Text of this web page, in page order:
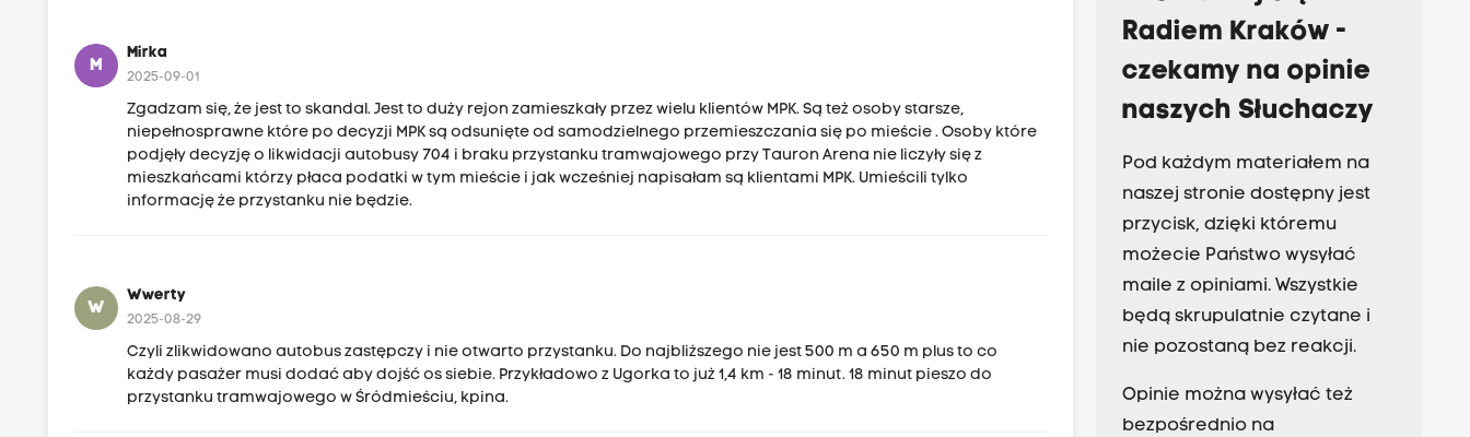
M
Mirka
2025-09-01
Zgadzam się, że jest to skandal. Jest to duży rejon zamieszkały przez wielu klientów MPK. Są też osoby starsze,
niepełnosprawne które po decyzji MPK są odsunięte od samodzielnego przemieszczania się po mieście . Osoby które
podjęły decyzję o likwidacji autobusy 704 i braku przystanku tramwajowego przy Tauron Arena nie liczyły się z
mieszkańcami którzy płaca podatki w tym mieście i jak wcześniej napisałam są klientami MPK. Umieścili tylko
informację że przystanku nie będzie.
W
Wwerty
2025-08-29
Czyli zlikwidowano autobus zastępczy i nie otwarto przystanku. Do najbliższego nie jest 500 m a 650 m plus to co
każdy pasażer musi dodać aby dojść os siebie. Przykładowo z Ugorka to już 1,4 km - 18 minut. 18 minut pieszo do
przystanku tramwajowego w Śródmieściu, kpina.
Radiem Kraków -
czekamy na opinie
naszych Słuchaczy
Pod każdym materiałem na
naszej stronie dostępny jest
przycisk, dzięki któremu
możecie Państwo wysyłać
maile z opiniami. Wszystkie
będą skrupulatnie czytane i
nie pozostaną bez reakcji.
Opinie można wysyłać też
bezpośrednio na